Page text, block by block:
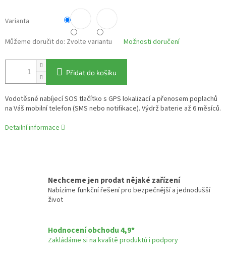
Varianta
Můžeme doručit do: Zvolte variantu Možnosti doručení
Přidat do košíku
Vodotěsné nabíjecí SOS tlačítko s GPS lokalizací a přenosem poplachů
na Váš mobilní telefon (SMS nebo notifikace). Výdrž baterie až 6 měsíců.
Detailní informace
Nechceme jen prodat nějaké zařízení
Nabízíme funkční řešení pro bezpečnější a jednodušší
život
Hodnocení obchodu 4,9*
Zakládáme si na kvalitě produktů i podpory